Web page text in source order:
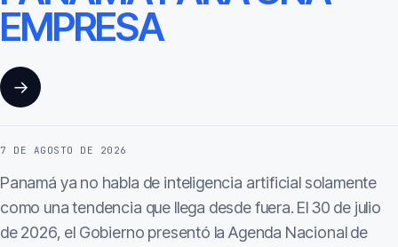
EMPRESA
→
7 DE AGOSTO DE 2026
Panamá ya no habla de inteligencia artificial solamente
como una tendencia que llega desde fuera. El 30 de julio
de 2026, el Gobierno presentó la Agenda Nacional de